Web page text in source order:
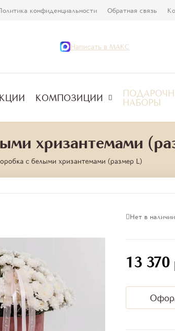
конфиденциальности Обратная связь
Написать в МАКС
КОМПОЗИЦИИ
НАБОРЫ
хризантемами
с белыми хризантемами (размер L)
Нет в наличии
13 370